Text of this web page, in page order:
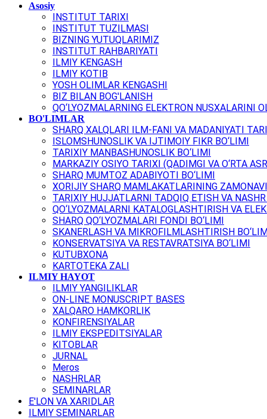
Asosiy
INSTITUT TARIXI
INSTITUT TUZILMASI
BIZNING YUTUQLARIMIZ
INSTITUT RAHBARIYATI
ILMIY KENGASH
ILMIY KOTIB
YOSH OLIMLAR KENGASHI
BIZ BILAN BOG'LANISH
QO‘LYOZMALARNING ELEKTRON NUSXALARINI
BO'LIMLAR
SHARQ XALQLARI ILM-FANI VA MADANIYATI
ISLOMSHUNOSLIK VA IJTIMOIY FIKR BO‘LIMI
TARIXIY MANBASHUNOSLIK BO‘LIMI
MARKAZIY OSIYO TARIXI (QADIMGI VA O‘RTA
SHARQ MUMTOZ ADABIYOTI BO‘LIMI
XORIJIY SHARQ MAMLAKATLARINING
TARIXIY HUJJATLARNI TADQIQ ETISH VA
QO‘LYOZMALARNI KATALOGLASHTIRISH VA
SHARQ QO‘LYOZMALARI FONDI BO‘LIMI
SKANERLASH VA MIKROFILMLASHTIRISH
KONSERVATSIYA VA RESTAVRATSIYA BO‘LIMI
KUTUBXONA
KARTOTEKA ZALI
ILMIY HAYOT
ILMIY YANGILIKLAR
ON-LINE MONUSCRIPT BASES
XALQARO HAMKORLIK
KONFIRENSIYALAR
ILMIY EKSPEDITSIYALAR
KITOBLAR
JURNAL
Meros
NASHRLAR
SEMINARLAR
E'LON VA XARIDLAR
ILMIY SEMINARLAR